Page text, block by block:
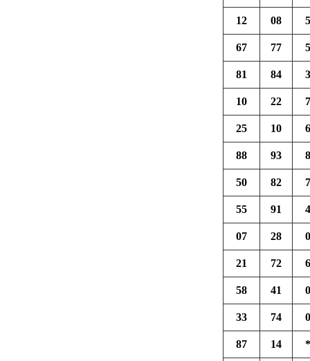
12 08
67 77
81 84
10 22
25 10
88 93
50 82
55 91
07 28
21 72
58 41
33 74
87 14